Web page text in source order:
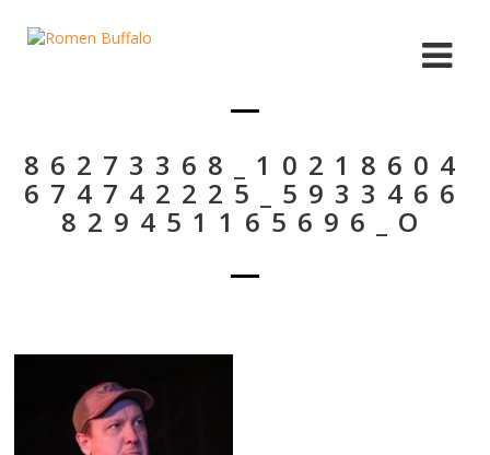
86273368_10218604
674742225_5933466
829451165696_O